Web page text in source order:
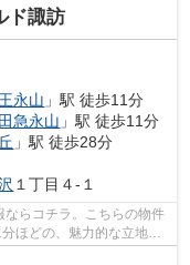
ド諏訪
永山 」駅 徒歩11分
急永山 」駅 徒歩11分
」駅 徒歩28分
１丁目４-１
らコチラ。こちらの物件
ほどの、魅力的な立地の